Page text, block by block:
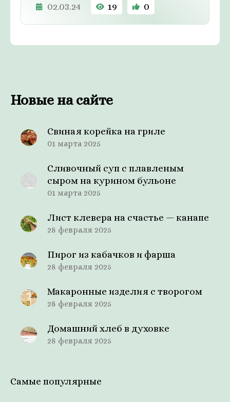
02.03.24 19 0
Новые на сайте
Свиная корейка на гриле
01 марта 2025
Сливочный суп с плавленым
сыром на курином бульоне
01 марта 2025
Лист клевера на счастье — канапе
28 февраля 2025
Пирог из кабачков и фарша
28 февраля 2025
Макаронные изделия с творогом
28 февраля 2025
Домашний хлеб в духовке
28 февраля 2025
Самые популярные